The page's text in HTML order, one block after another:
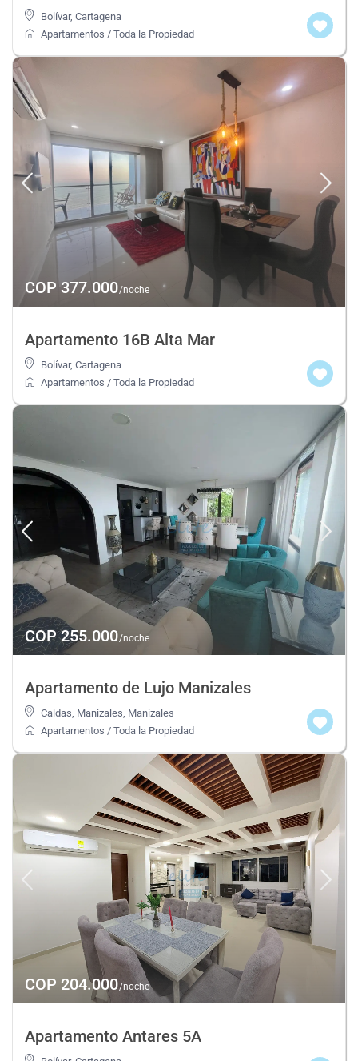
Bolívar,Cartagena
Apartamentos /Toda la Propiedad
COP 377.000/noche
Apartamento 16B Alta Mar
Bolívar,Cartagena
Apartamentos /Toda la Propiedad
COP 255.000/noche
Apartamento de Lujo Manizales
Caldas, Manizales Manizales
Apartamentos /Toda la Propiedad
COP 204.000/noche
Apartamento Antares 5A